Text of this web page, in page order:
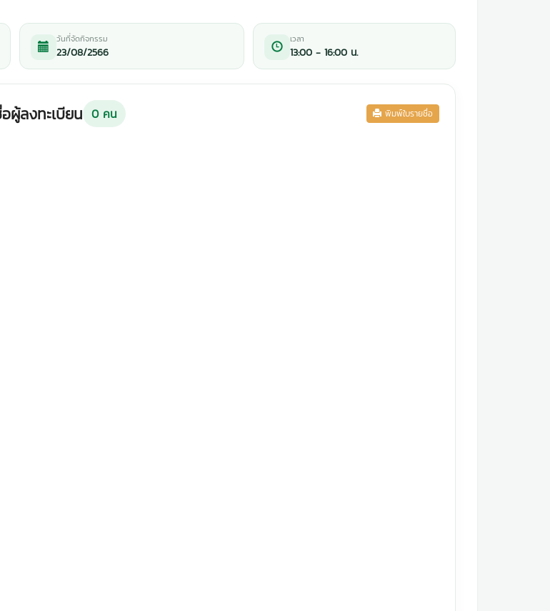
วันที่จัดกิจกรรม
23/08/2566
เวลา
13:00 - 16:00 น.
ผู้ลงทะเบียน 0คน พิมพ์ใบรายชื่อ